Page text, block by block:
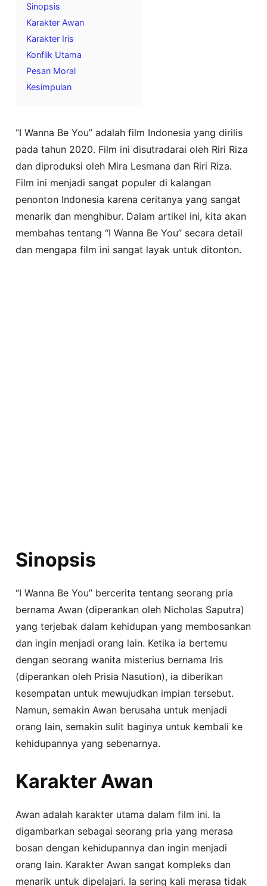
Sinopsis
Karakter Awan
Karakter Iris
Konflik Utama
Pesan Moral
Kesimpulan
“I Wanna Be You” adalah film Indonesia yang dirilis
pada tahun 2020. Film ini disutradarai oleh Riri Riza
dan diproduksi oleh Mira Lesmana dan Riri Riza.
Film ini menjadi sangat populer di kalangan
penonton Indonesia karena ceritanya yang sangat
menarik dan menghibur. Dalam artikel ini, kita akan
membahas tentang “I Wanna Be You” secara detail
dan mengapa film ini sangat layak untuk ditonton.
Sinopsis
“I Wanna Be You” bercerita tentang seorang pria
bernama Awan (diperankan oleh Nicholas Saputra)
yang terjebak dalam kehidupan yang membosankan
dan ingin menjadi orang lain. Ketika ia bertemu
dengan seorang wanita misterius bernama Iris
(diperankan oleh Prisia Nasution), ia diberikan
kesempatan untuk mewujudkan impian tersebut.
Namun, semakin Awan berusaha untuk menjadi
orang lain, semakin sulit baginya untuk kembali ke
kehidupannya yang sebenarnya.
Karakter Awan
Awan adalah karakter utama dalam film ini. Ia
digambarkan sebagai seorang pria yang merasa
bosan dengan kehidupannya dan ingin menjadi
orang lain. Karakter Awan sangat kompleks dan
menarik untuk dipelajari. Ia sering kali merasa tidak